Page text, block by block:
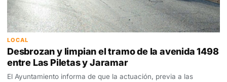
LOCAL
Desbrozan y limpian el tramo de la avenida 1498
entre Las Piletas y Jaramar
El Ayuntamiento informa de que la actuación, previa a las